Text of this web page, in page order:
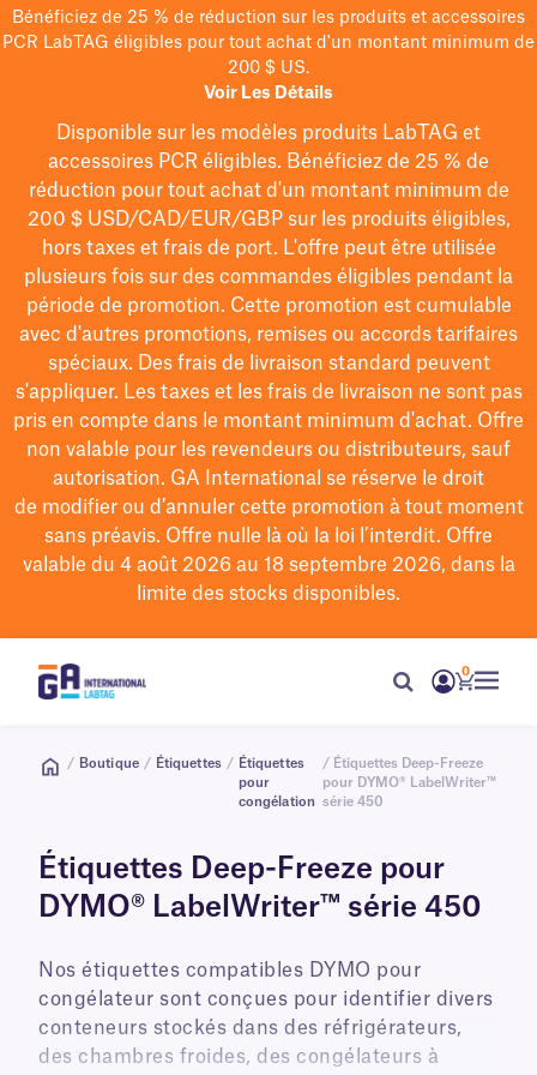
Bénéficiez de 25 % de réduction sur les produits et accessoires
PCR LabTAG éligibles pour tout achat d'un montant minimum de
200 $ US.
Voir Les Détails
Disponible sur les modèles produits LabTAG et
accessoires PCR éligibles. Bénéficiez de 25 % de
réduction pour tout achat d'un montant minimum de
200 $USD/CAD/EUR/GBPsur les produits éligibles,
hors taxes et frais de port. L'offre peut être utilisée
plusieurs fois sur des commandes éligibles pendant la
période de promotion. Cette promotion est cumulable
avec d'autres promotions, remises ou accords tarifaires
spéciaux. Des frais de livraison standard peuvent
s'appliquer. Les taxes et les frais de livraison ne sont pas
pris en compte dans le montant minimum d'achat. Offre
non valable pour les revendeurs ou distributeurs, sauf
autorisation. GA International se réserve le droit
de modifierou d’annuler cette promotion à tout moment
sans préavis. Offre nulle là où la loi l’interdit. Offre
valable du 4 août 2026 au 18 septembre 2026, dans la
limite des stocks disponibles.
0
/ Boutique / Étiquettes / Étiquettes
pour
congélation
/ Étiquettes Deep-Freeze
pour DYMO® LabelWriter™
série 450
Étiquettes Deep-Freeze pour
DYMO® LabelWriter™ série 450
Nos étiquettes compatibles DYMO pour
congélateur sont conçues pour identifier divers
conteneurs stockés dans des réfrigérateurs,
des chambres froides, des congélateurs à